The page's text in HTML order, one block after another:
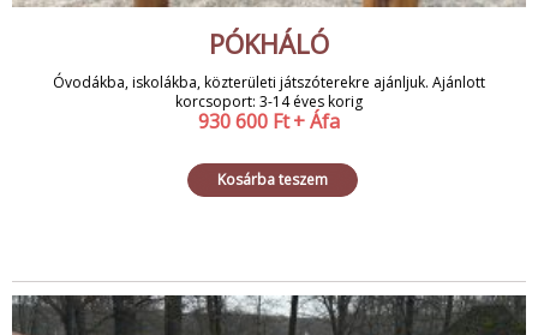
PÓKHÁLÓ
Óvodákba, iskolákba, közterületi játszóterekre ajánljuk. Ajánlott
korcsoport: 3-14 éves korig
930 600 Ft+ Áfa
Kosárba teszem